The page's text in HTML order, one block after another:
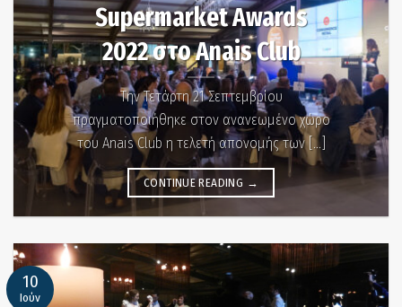
Supermarket Awards
2022 στο Anais Club
Την Τετάρτη 21 Σεπτεμβρίου
πραγματοποιήθηκε στον ανανεωμένο χώρο
του Anais Club η τελετή απονομής των [...]
CONTINUE READING →
10
Ιούν